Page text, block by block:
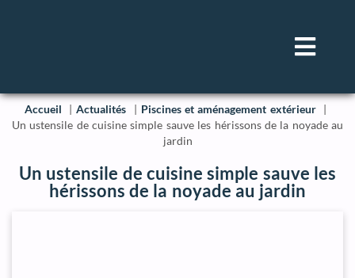
Accueil Actualités
Piscines et aménagement extérieur
Un ustensile de cuisine simple sauve les hérissons de la noyade au
jardin
Un ustensile de cuisine simple sauve les
hérissons de la noyade au jardin